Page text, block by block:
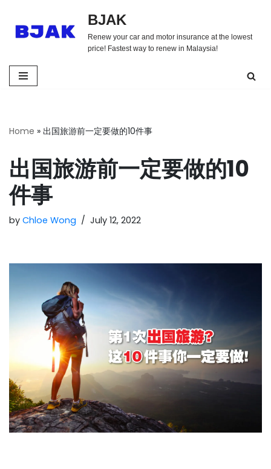
Skip
BJAK
Renew your car and motor insurance at the lowest
price! Fastest way to renew in Malaysia!
Home » 出国旅游前一定要做的10件事
出国旅游前一定要做的10
件事
by Chloe Wong July 12, 2022